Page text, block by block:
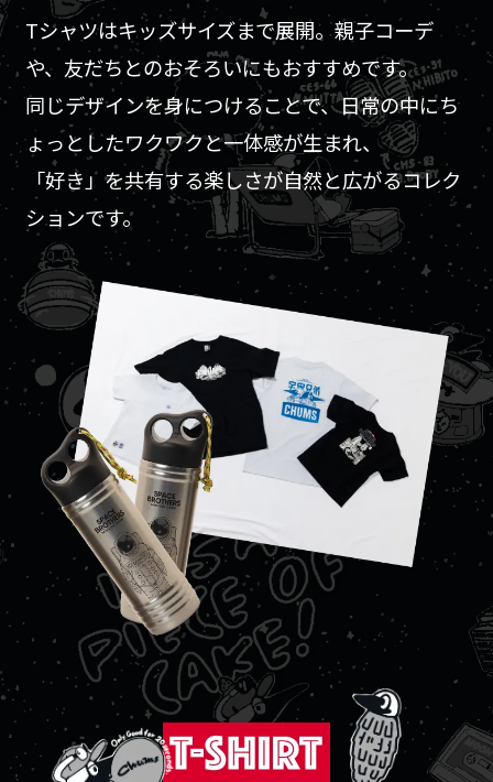
Tシャツはキッズサイズまで展開。親子コーデ
や、友だちとのおそろいにもおすすめです。
同じデザインを身につけることで、日常の中にち
ょっとしたワクワクと一体感が生まれ、
「好き」を共有する楽しさが自然と広がるコレク
ションです。